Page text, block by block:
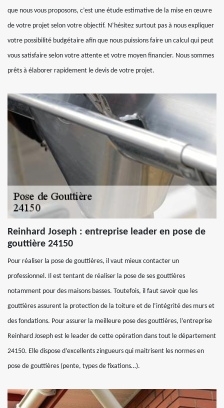
que nous vous proposons, c’est une étude estimative de la mise en œuvre
de votre projet selon votre objectif. N’hésitez surtout pas à nous expliquer
votre possibilité budgétaire afin que nous puissions faire un calcul qui peut
vous satisfaire selon votre attente et votre moyen financier. Nous sommes
prêts à élaborer rapidement le devis de votre projet.
Reinhard Joseph : entreprise leader en pose de
gouttière 24150
Pour réaliser la pose de gouttières, il vaut mieux contacter un
professionnel. Il est tentant de réaliser la pose de ses gouttières
notamment pour des maisons basses. Toutefois, il faut savoir que les
gouttières assurent la protection de la toiture et de l’intégrité des murs et
des fondations. Pour assurer la meilleure pose des gouttières, l’entreprise
Reinhard Joseph est le leader de cette opération dans tout le département
24150. Elle dispose d’excellents zingueurs qui maitrisent les normes en
pose de gouttières (pente, types de fixations…).